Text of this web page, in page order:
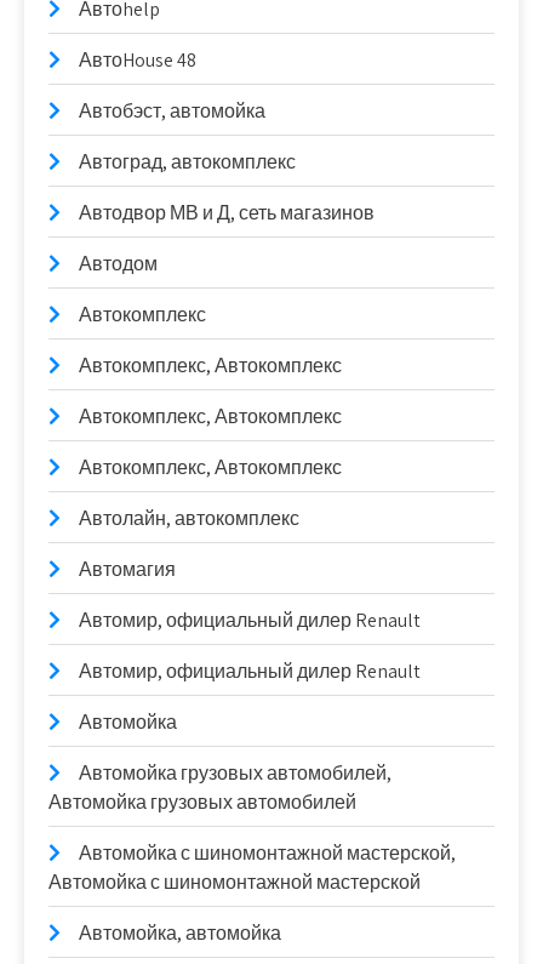
Автоhelp
АвтоHouse 48
Автобэст, автомойка
Автоград, автокомплекс
Автодвор МВ и Д, сеть магазинов
Автодом
Автокомплекс
Автокомплекс, Автокомплекс
Автокомплекс, Автокомплекс
Автокомплекс, Автокомплекс
Автолайн, автокомплекс
Автомагия
Автомир, официальный дилер Renault
Автомир, официальный дилер Renault
Автомойка
Автомойка грузовых автомобилей,
Автомойка грузовых автомобилей
Автомойка с шиномонтажной мастерской,
Автомойка с шиномонтажной мастерской
Автомойка, автомойка